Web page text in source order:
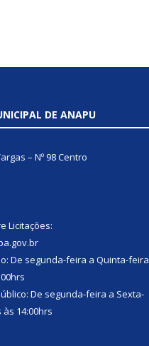
DE ANAPU
– Nº 98 Centro
Licitações:
De segunda-feira a Quinta-feira
De segunda-feira a Sexta-
14:00hrs